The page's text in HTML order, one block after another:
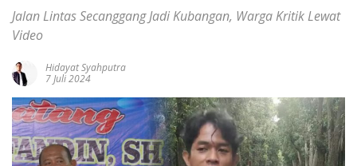
Jalan Lintas Secanggang Jadi Kubangan, Warga Kritik Lewat
Video
Hidayat Syahputra
7 Juli 2024